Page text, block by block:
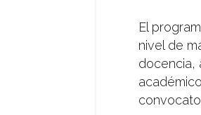
El
nivel de
docencia,